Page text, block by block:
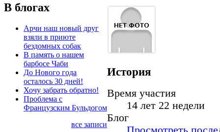
В блогах
Арчи наш новый друг
взяли в приюте
бездомных собак
В память о нашем
барбосе Чаби
До Нового года
осталось 30 дней!
Хочу забрать обратно!
Проблема с
Французским Бульдогом
все записи
История
Время участия
14 лет 22 недели
Блог